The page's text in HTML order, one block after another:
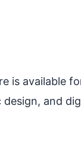
is available
design, and